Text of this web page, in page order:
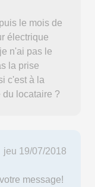
le mois de
électrique
n'ai pas le
la prise
c'est à la
locataire ?
jeu 19/07/2018
message!